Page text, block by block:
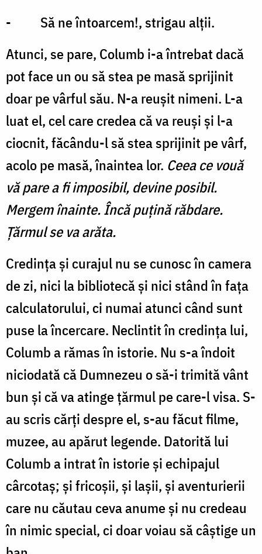
- Să ne întoarcem!, strigau alții.
Atunci, se pare, Columb i-a întrebat dacă
pot face un ou să stea pe masă sprijinit
doar pe vârful său. N-a reușit nimeni. L-a
luat el, cel care credea că va reuși și l-a
ciocnit, făcându-l să stea sprijinit pe vârf,
acolo pe masă, înaintea lor. Ceea ce vouă
vă pare a fi imposibil, devine posibil.
Mergem înainte. Încă puțină răbdare.
Țărmul se va arăta.
Credința și curajul nu se cunosc în camera
de zi, nici la bibliotecă și nici stând în fața
calculatorului, ci numai atunci când sunt
puse la încercare. Neclintit în credința lui,
Columb a rămas în istorie. Nu s-a îndoit
niciodată că Dumnezeu o să-i trimită vânt
bun și că va atinge țărmul pe care-l visa. S-
au scris cărți despre el, s-au făcut filme,
muzee, au apărut legende. Datorită lui
Columb a intrat în istorie și echipajul
cârcotaș; și fricoșii, și lașii, și aventurierii
care nu căutau ceva anume și nu credeau
în nimic special, ci doar voiau să câștige un